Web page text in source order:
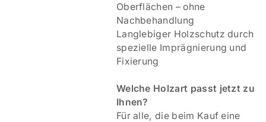
Oberflächen – ohne
Nachbehandlung
Langlebiger Holzschutz durch
spezielle Imprägnierung und
Fixierung
Welche Holzart passt jetzt zu
Ihnen?
Für alle, die beim Kauf eine